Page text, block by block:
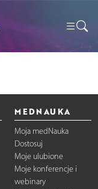
MEDNAUKA
Moja medNauka
Dostosuj
Moje ulubione
Moje konferencje i
webinary